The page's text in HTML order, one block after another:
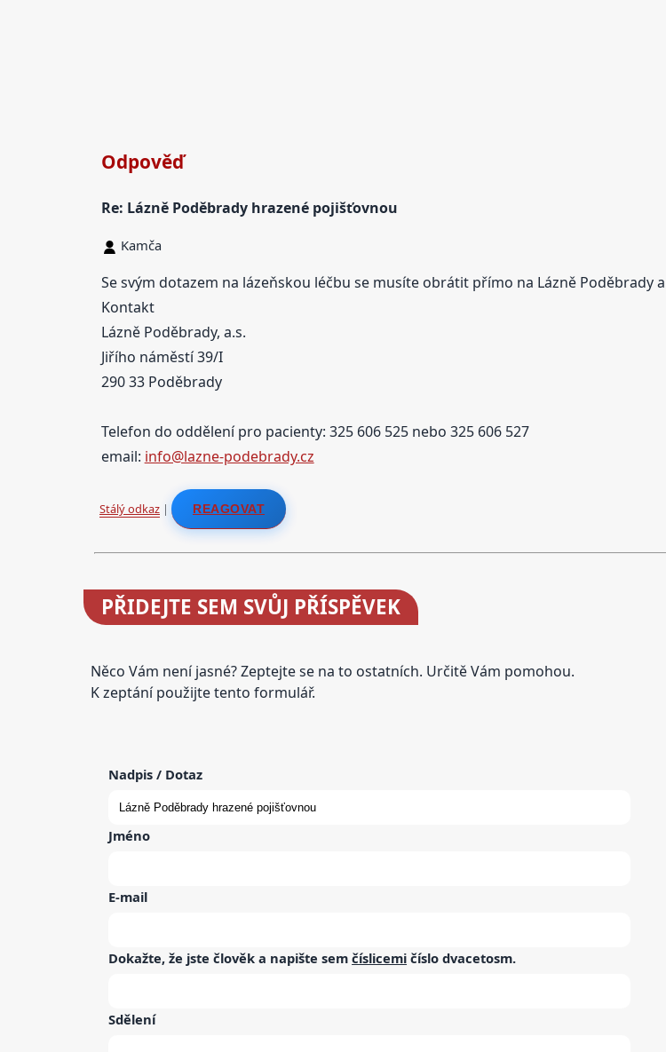
Odpověď
Re: Lázně Poděbrady hrazené pojišťovnou
Kamča
Se svým dotazem na lázeňskou léčbu se musíte obrátit přímo na Lázně Poděbrady
Kontakt
Lázně Poděbrady, a.s.
Jiřího náměstí 39/I
290 33 Poděbrady
Telefon do oddělení pro pacienty: 325 606 525 nebo 325 606 527
email: info@lazne-podebrady.cz
Stálý odkaz | REAGOVAT
PŘIDEJTE SEM SVŮJ PŘÍSPĚVEK
Něco Vám není jasné? Zeptejte se na to ostatních. Určitě Vám pomohou.
K zeptání použijte tento formulář.
Nadpis / Dotaz
Jméno
E-mail
Dokažte, že jste člověk a napište semčíslicemi číslodvacetosm.
Sdělení